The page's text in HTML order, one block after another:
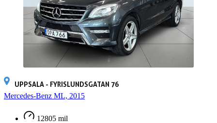
UPPSALA - FYRISLUNDSGATAN 76
Mercedes-Benz ML, 2015
12805 mil